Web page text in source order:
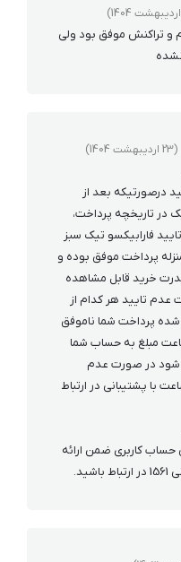
و تراکنش موفق بود ولی
(23 اردیبهشت 1404)
درصورتیکه بعد از
در تاریخچه پرداخت،
فارابیکسو تیک سبز
پرداخت موفق بوده و
خرید قابل مشاهده
عدم تایید هر کدام از
شده پرداخت شما ناموفق
و طی 72 ساعت مبلغ به حساب شما
شود در صورت عدم
طی 72 ساعت با پشتیبانی در ارتباط
کاربری ضمن ارائه